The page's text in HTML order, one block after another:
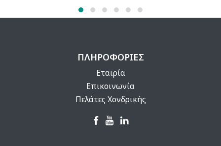
ΠΛΗΡΟΦΟΡΙΕΣ
Εταιρία
Επικοινωνία
Πελάτες Χονδρικής